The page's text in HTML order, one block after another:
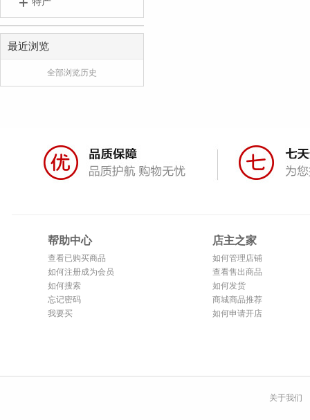
最近浏览
全部浏览历史
帮助中心
查看已购买商品
如何注册成为会员
如何搜索
忘记密码
我要买
店主之家
如何管理店铺
查看售出商品
如何发货
商城商品推荐
如何申请开店
关于我们